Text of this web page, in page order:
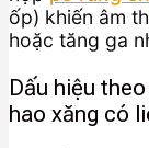
ốp) khiến âm
hoặc tăng ga
Dấu hiệu
hao xăng có